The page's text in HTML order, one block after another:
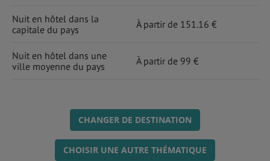
Nuit en hôtel dans la
capitale du pays
À partir de 151.16 €
Nuit en hôtel dans une
ville moyenne du pays
À partir de 99 €
CHANGER DE DESTINATION
CHOISIR UNE AUTRE THÉMATIQUE